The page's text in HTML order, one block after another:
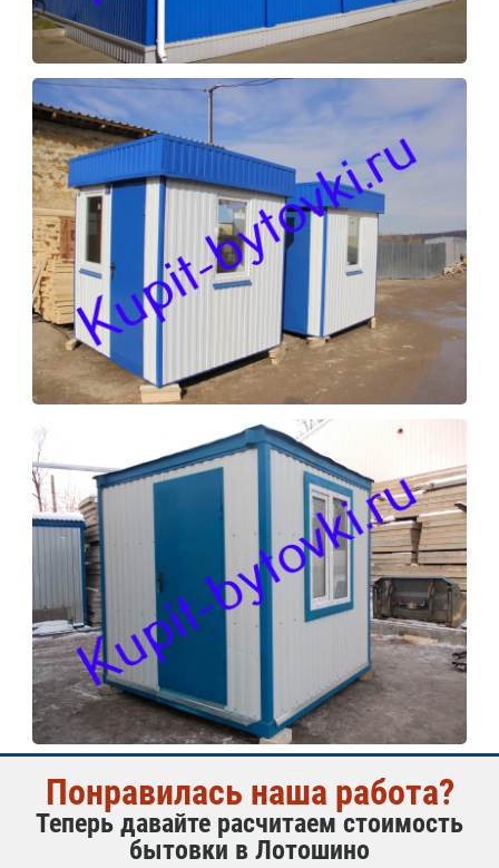
Понравилась наша работа?
Теперь давайте расчитаем стоимость
бытовки в Лотошино